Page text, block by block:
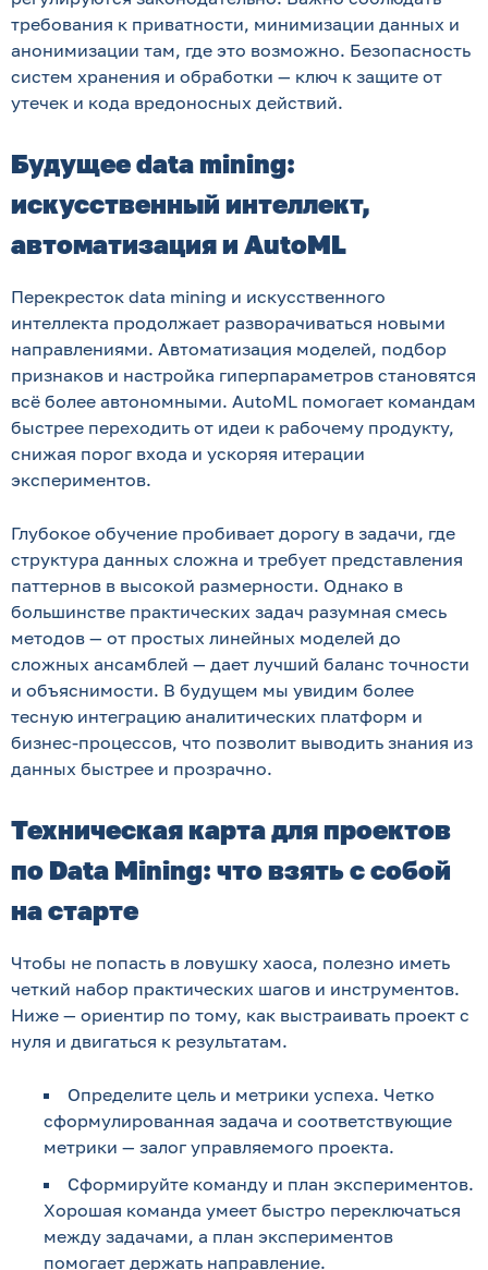
требования к приватности, минимизации данных и
анонимизации там, где это возможно. Безопасность
систем хранения и обработки — ключ к защите от
утечек и кода вредоносных действий.
Будущее data mining:
искусственный интеллект,
автоматизация и AutoML
Перекресток data mining и искусственного
интеллекта продолжает разворачиваться новыми
направлениями. Автоматизация моделей, подбор
признаков и настройка гиперпараметров становятся
всё более автономными. AutoML помогает командам
быстрее переходить от идеи к рабочему продукту,
снижая порог входа и ускоряя итерации
экспериментов.
Глубокое обучение пробивает дорогу в задачи, где
структура данных сложна и требует представления
паттернов в высокой размерности. Однако в
большинстве практических задач разумная смесь
методов — от простых линейных моделей до
сложных ансамблей — дает лучший баланс точности
и объяснимости. В будущем мы увидим более
тесную интеграцию аналитических платформ и
бизнес-процессов, что позволит выводить знания из
данных быстрее и прозрачно.
Техническая карта для проектов
по Data Mining: что взять с собой
на старте
Чтобы не попасть в ловушку хаоса, полезно иметь
четкий набор практических шагов и инструментов.
Ниже — ориентир по тому, как выстраивать проект с
нуля и двигаться к результатам.
Определите цель и метрики успеха. Четко
сформулированная задача и соответствующие
метрики — залог управляемого проекта.
Сформируйте команду и план экспериментов.
Хорошая команда умеет быстро переключаться
между задачами, а план экспериментов
помогает держать направление.